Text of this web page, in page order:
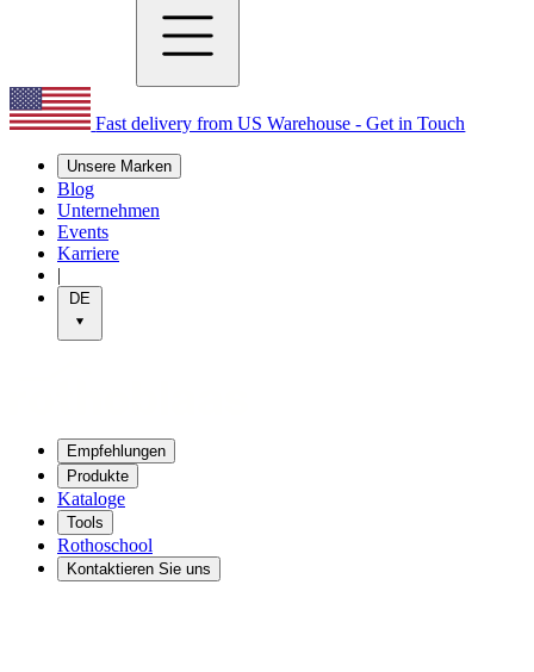
Fast delivery from US Warehouse - Get in Touch
Unsere Marken
Blog
Unternehmen
Events
Karriere
|
DE
Empfehlungen
Produkte
Kataloge
Tools
Rothoschool
Kontaktieren Sie uns